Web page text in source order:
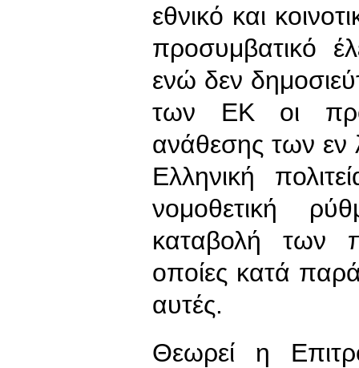
εθνικό και
προσυμβατικό
ενώ δεν
των ΕΚ οι
ανάθεσης των
Ελληνική
νομοθετική
καταβολή των
οποίες κατά
αυτές.
Θεωρεί η